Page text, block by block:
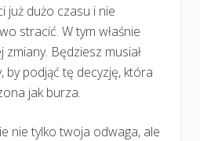
już dużo czasu i nie
stracić. W tym właśnie
zmiany. Będziesz musiał
by podjąć tę decyzję, która
jak burza.
nie tylko twoja odwaga, ale